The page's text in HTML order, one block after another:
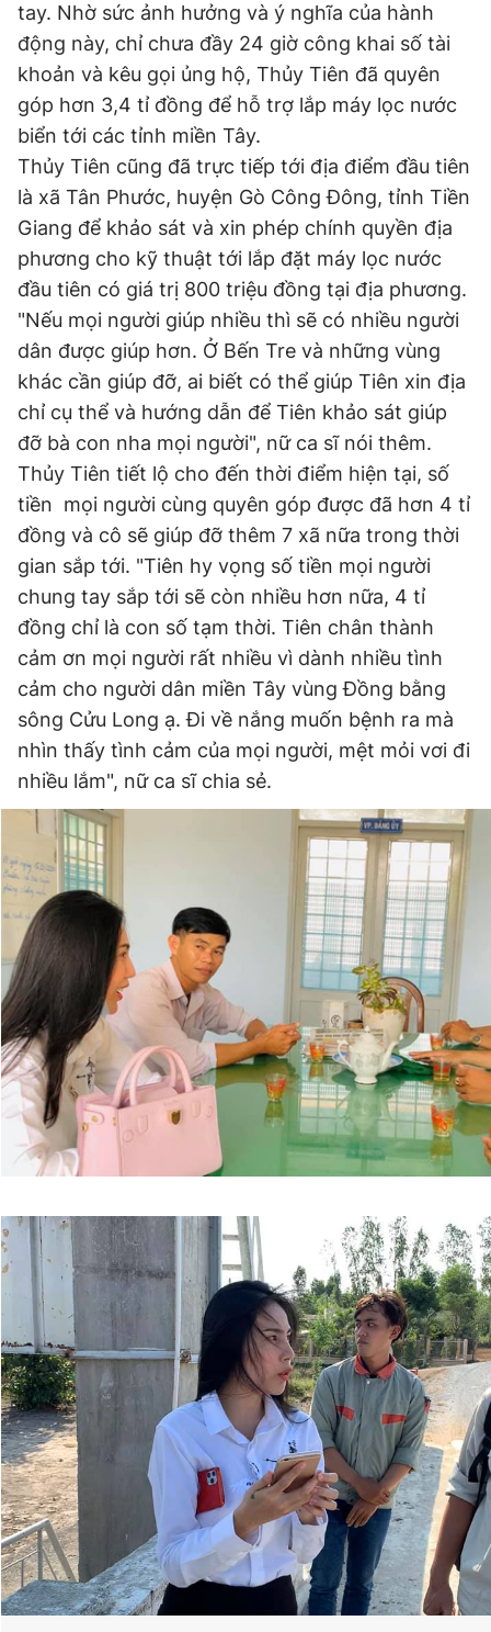
Tổng biên tập: Nguyễn Ngọc Toàn
Phó tổng biên tập thường trực: Hải Thành
Phó tổng biên tập: Lâm Hiếu Dũng
Phó tổng biên tập: Trần Việt Hưng
Tổng thư ký tòa soạn: Đức Trung
Giấy phép xuất bản số 110/GP - BTTTT cấp ngày 24.3.2020
© 2003-2026 Bản quyền thuộc về Báo Thanh Niên. Cấm sao
chép dưới mọi hình thức nếu không có sự chấp thuận bằng văn
bản. Phát triển bởi ePi Technologies, JSC.
tay. Nhờ sức ảnh hưởng và ý nghĩa của hành
động này, chỉ chưa đầy 24 giờ công khai số tài
khoản và kêu gọi ủng hộ, Thủy Tiên đã quyên
góp hơn 3,4 tỉ đồng để hỗ trợ lắp máy lọc nước
biển tới các tỉnh miền Tây.
Thủy Tiên cũng đã trực tiếp tới địa điểm đầu tiên
là xã Tân Phước, huyện Gò Công Đông, tỉnh Tiền
Giang để khảo sát và xin phép chính quyền địa
phương cho kỹ thuật tới lắp đặt máy lọc nước
đầu tiên có giá trị 800 triệu đồng tại địa phương.
"Nếu mọi người giúp nhiều thì sẽ có nhiều người
dân được giúp hơn. Ở Bến Tre và những vùng
khác cần giúp đỡ, ai biết có thể giúp Tiên xin địa
chỉ cụ thể và hướng dẫn để Tiên khảo sát giúp
đỡ bà con nha mọi người", nữ ca sĩ nói thêm.
Thủy Tiên tiết lộ cho đến thời điểm hiện tại, số
tiền mọi người cùng quyên góp được đã hơn 4 tỉ
đồng và cô sẽ giúp đỡ thêm 7 xã nữa trong thời
gian sắp tới. "Tiên hy vọng số tiền mọi người
chung tay sắp tới sẽ còn nhiều hơn nữa, 4 tỉ
đồng chỉ là con số tạm thời. Tiên chân thành
cảm ơn mọi người rất nhiều vì dành nhiều tình
cảm cho người dân miền Tây vùng Đồng bằng
sông Cửu Long ạ. Đi về nắng muốn bệnh ra mà
nhìn thấy tình cảm của mọi người, mệt mỏi vơi đi
nhiều lắm", nữ ca sĩ chia sẻ.